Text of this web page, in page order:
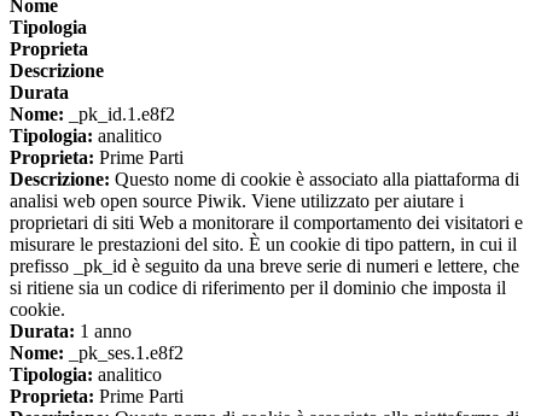
Nome
Tipologia
Proprieta
Descrizione
Durata
Nome: _pk_id.1.e8f2
Tipologia: analitico
Proprieta: Prime Parti
Descrizione: Questo nome di cookie è associato alla piattaforma di
analisi web open source Piwik. Viene utilizzato per aiutare i
proprietari di siti Web a monitorare il comportamento dei visitatori e
misurare le prestazioni del sito. È un cookie di tipo pattern, in cui il
prefisso _pk_id è seguito da una breve serie di numeri e lettere, che
si ritiene sia un codice di riferimento per il dominio che imposta il
cookie.
Durata: 1 anno
Nome: _pk_ses.1.e8f2
Tipologia: analitico
Proprieta: Prime Parti